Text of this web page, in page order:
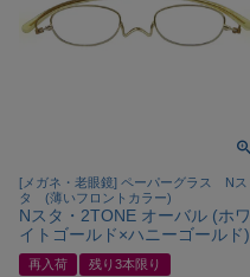
[メガネ・老眼鏡] ペーパーグラス Nス
タ (薄いフロントカラー)
Nスタ・2TONE オーバル (ホワ
イトゴールド×ハニーゴールド)
再入荷 残り3本限り